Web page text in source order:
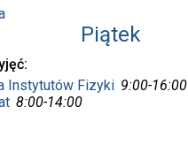
Piątek
Instytutów Fizyki 9:00-16:00
8:00-14:00